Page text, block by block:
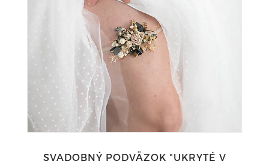
SVADOBNÝ PODVÄZOK "UKRYTÉ V